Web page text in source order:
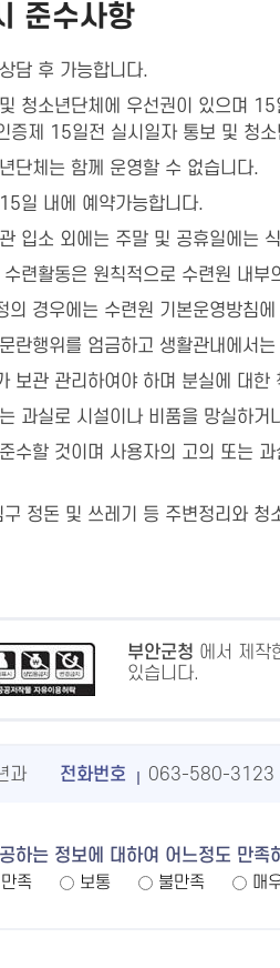
준수사항
담 후 가능합니다.
청소년단체에 우선권이 있으며
증제 15일전 실시일자 통보 및 청
단체는 함께 운영할 수 없습니다.
일 내에 예약가능합니다.
입소 외에는 주말 및 공휴일에는
련활동은 원칙적으로 수련원 내
의 경우에는 수련원 기본운영방침
란행위를 엄금하고 생활관내에서
보관 관리하여야 하며 분실에 대한
과실로 시설이나 비품을 망실하
수할 것이며 사용자의 고의 또는
정돈 및 쓰레기 등 주변정리와 청
부안군청 에서 제작
있습니다.
과 전화번호 063-580-3123
하는 정보에 대하여 어느정도 만족
만족 보통 불만족 매